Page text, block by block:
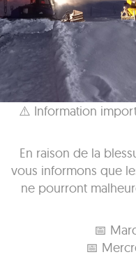
⚠️ Information
En raison de la
vous informons que
ne pourront
📅
📅